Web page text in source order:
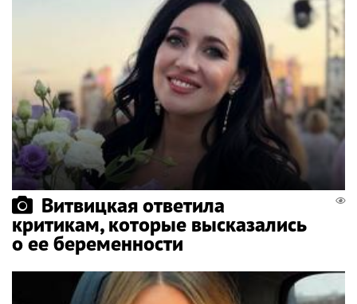
Витвицкая ответила
критикам, которые высказались
о ее беременности